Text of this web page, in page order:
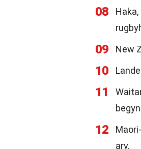
08
09 New
10
11
12
arv.